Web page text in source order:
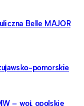
Belle MAJOR
pomorskie
– woj. opolskie